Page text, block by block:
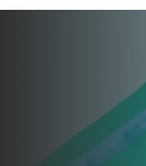
uitslag hebt, is het
vermijden of een
passend zijn. Je
downloaden en
je sekspartner(s),
onderzoeken. Bij
contact op te